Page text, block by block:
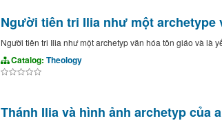
Người tiên tri Ilia như một archetype
Người tiên tri Ilia như một archetyp văn hóa tôn giáo và là
Catalog: Theology
Thánh Ilia và hình ảnh archetyp của